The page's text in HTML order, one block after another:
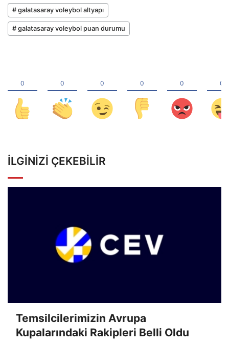
# galatasaray voleybol altyapı
# galatasaray voleybol puan durumu
İLGINIZI ÇEKEBILIR
Temsilcilerimizin Avrupa
Kupalarındaki Rakipleri Belli Oldu